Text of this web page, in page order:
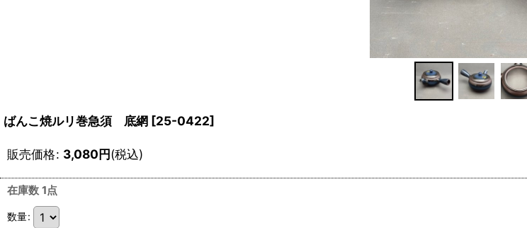
ばんこ焼ルリ巻急須 底網 [25-0422]
販売価格: 3,080円(税込)
在庫数 1点
数量: